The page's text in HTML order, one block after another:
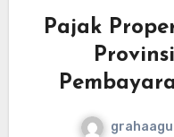
Pajak